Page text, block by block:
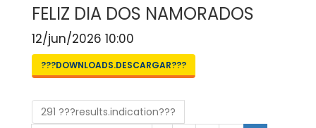
FELIZ DIA DOS NAMORADOS
12/jun/2026 10:00
???DOWNLOADS.DESCARGAR???
291 ???results.indication???